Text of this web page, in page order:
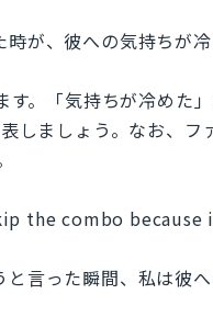
が、彼への気持ちが冷
。「気持ちが冷めた
ましょう。なお、フ
the combo because
と言った瞬間、私は彼